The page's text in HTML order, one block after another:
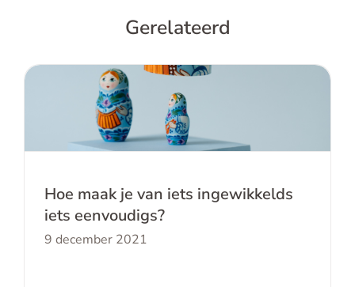
Gerelateerd
Hoe maak je van iets ingewikkelds iets
eenvoudigs?
Hoe maak je van iets ingewikkelds
iets eenvoudigs?
9 december 2021